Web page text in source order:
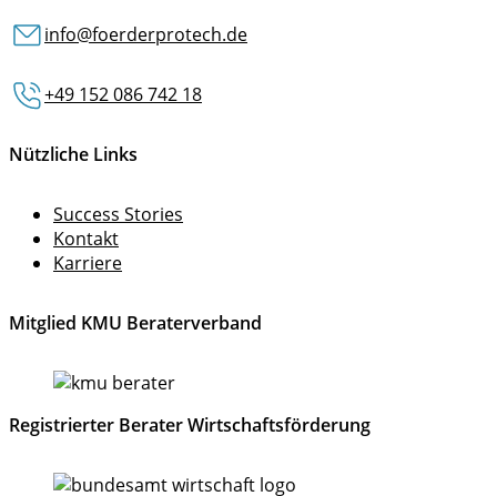
info@foerderprotech.de
+49 152 086 742 18
Nützliche Links
Success Stories
Kontakt
Karriere
Mitglied KMU Beraterverband
Registrierter Berater Wirtschaftsförderung